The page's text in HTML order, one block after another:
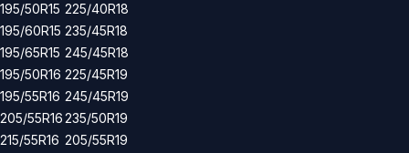
195/50R15
195/60R15
195/65R15
195/50R16
195/55R16
205/55R16
215/55R16
225/40R18
235/45R18
245/45R18
225/45R19
245/45R19
235/50R19
205/55R19